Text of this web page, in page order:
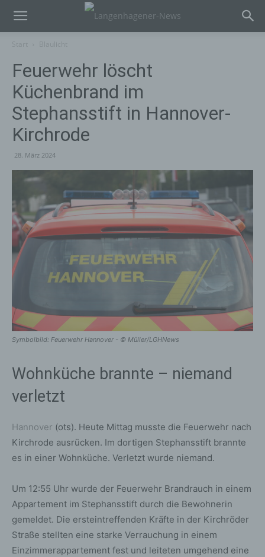
Feuerwehr löscht
Küchenbrand im
Stephansstift in Hannover-
Kirchrode
28. März 2024
Symbolbild: Feuerwehr Hannover - © Müller/LGHNews
Wohnküche brannte – niemand
verletzt
Hannover (ots). Heute Mittag musste die Feuerwehr nach
Kirchrode ausrücken. Im dortigen Stephansstift brannte
es in einer Wohnküche. Verletzt wurde niemand.
Um 12:55 Uhr wurde der Feuerwehr Brandrauch in einem
Appartement im Stephansstift durch die Bewohnerin
gemeldet. Die ersteintreffenden Kräfte in der Kirchröder
Straße stellten eine starke Verrauchung in einem
Einzimmerappartement fest und leiteten umgehend eine